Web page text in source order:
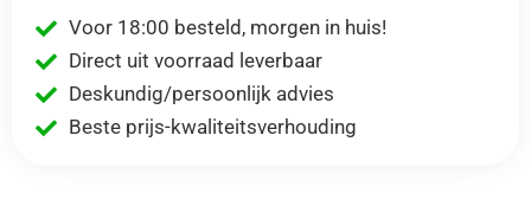
Voor 18:00 besteld, morgen in huis!
Direct uit voorraad leverbaar
Deskundig/persoonlijk advies
Beste prijs-kwaliteitsverhouding